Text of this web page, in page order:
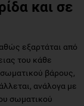
και σε
εξαρτάται από
του κάθε
βάρους,
ανάλογα με
σωματικού